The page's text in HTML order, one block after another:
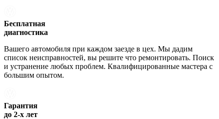
Бесплатная
диагностика
Вашего автомобиля при каждом заезде в цех. Мы дадим
список неисправностей, вы решите что ремонтировать. Поиск
и устранение любых проблем. Квалифицированные мастера с
большим опытом.
Гарантия
до 2-х лет